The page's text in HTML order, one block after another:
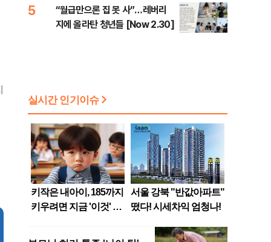
5
“월급만으론 집 못 사”…레버리
지에 올라탄 청년들 [Now 2.30]